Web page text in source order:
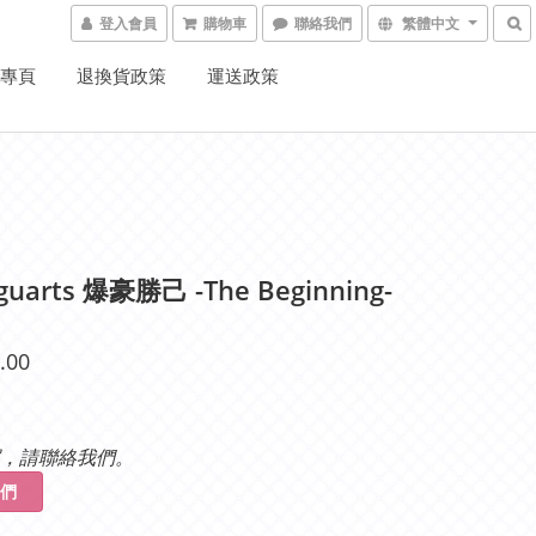
登入會員 購物車 聯絡我們 繁體中文
頁 退換貨政策 運送政策
爆豪勝己 -The Beginning-
請聯絡我們。